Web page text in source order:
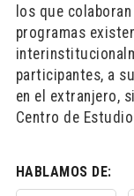
los que
programas
participantes, a
en el extranjero,
Centro de
HABLAMOS DE: